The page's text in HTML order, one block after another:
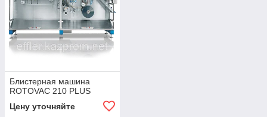
Блистерная машина
ROTOVAC 210 PLUS
Цену уточняйте